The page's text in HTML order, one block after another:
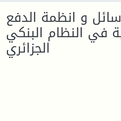
و انظمة الدفع
في النظام البنكي
الجزائري